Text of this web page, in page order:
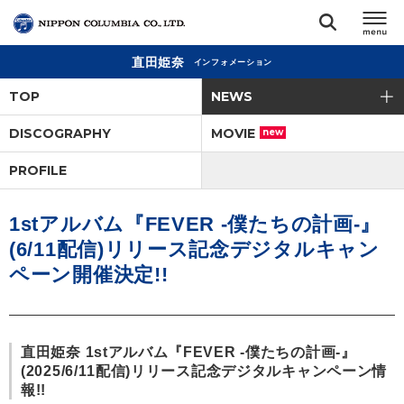
閉じる
アーティスト
ジャンル
ランキング
直営ショップ
直田姫奈 インフォメーション
TOP NEWS
DISCOGRAPHY MOVIE new
PROFILE
1stアルバム『FEVER -僕たちの計画-』
(6/11配信)リリース記念デジタルキャン
ペーン開催決定!!
直田姫奈 1stアルバム『FEVER -僕たちの計画-』
(2025/6/11配信)リリース記念デジタルキャンペーン情
報!!